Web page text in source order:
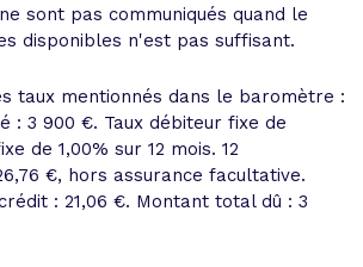
sont pas communiqués quand le
disponibles n'est pas suffisant.
taux mentionnés dans le baromètre :
: 3 900 €. Taux débiteur fixe de
de 1,00% sur 12 mois. 12
€, hors assurance facultative.
: 21,06 €. Montant total dû : 3